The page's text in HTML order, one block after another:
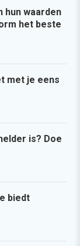
hun waarden
het beste
met je eens
is? Doe
biedt